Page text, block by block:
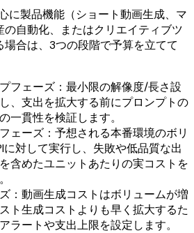
に製品機能（ショート動画生成、マ
の自動化、またはクリエイティブツ
場合は、3つの段階で予算を立てて
フェーズ：最小限の解像度/長さ設
、支出を拡大する前にプロンプトの
一貫性を検証します。
ェーズ：予想される本番環境のボリ
に対して実行し、失敗や低品質な出
含めたユニットあたりの実コストを
：動画生成コストはボリュームが増
ト生成コストよりも早く拡大するた
ラートや支出上限を設定します。